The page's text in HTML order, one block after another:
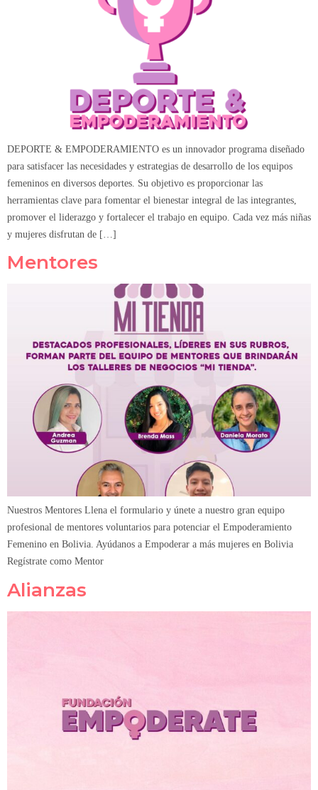
DEPORTE & EMPODERAMIENTO es un innovador programa diseñado
para satisfacer las necesidades y estrategias de desarrollo de los equipos
femeninos en diversos deportes. Su objetivo es proporcionar las
herramientas clave para fomentar el bienestar integral de las integrantes,
promover el liderazgo y fortalecer el trabajo en equipo. Cada vez más niñas
y mujeres disfrutan de […]
Mentores
Nuestros Mentores Llena el formulario y únete a nuestro gran equipo
profesional de mentores voluntarios para potenciar el Empoderamiento
Femenino en Bolivia. Ayúdanos a Empoderar a más mujeres en Bolivia
Regístrate como Mentor
Alianzas